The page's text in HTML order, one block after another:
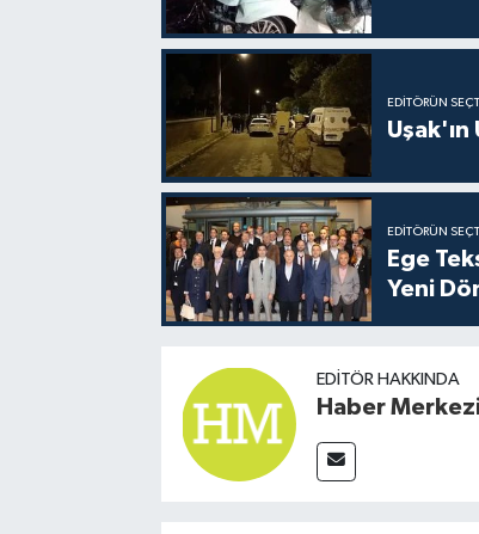
EDITÖRÜN
Uşak'ın
EDITÖRÜN
Ege
Yeni
EDITÖR HAKKINDA
Haber